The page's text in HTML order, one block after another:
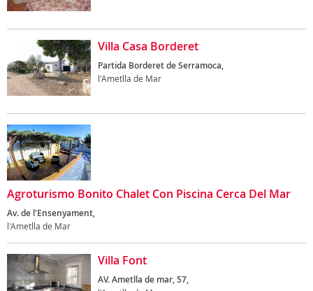
Villa Casa Borderet
Partida Borderet de Serramoca,
l'Ametlla de Mar
Agroturismo Bonito Chalet Con Piscina Cerca Del Mar
Av. de l'Ensenyament,
l'Ametlla de Mar
Villa Font
AV. Ametlla de mar, 57,